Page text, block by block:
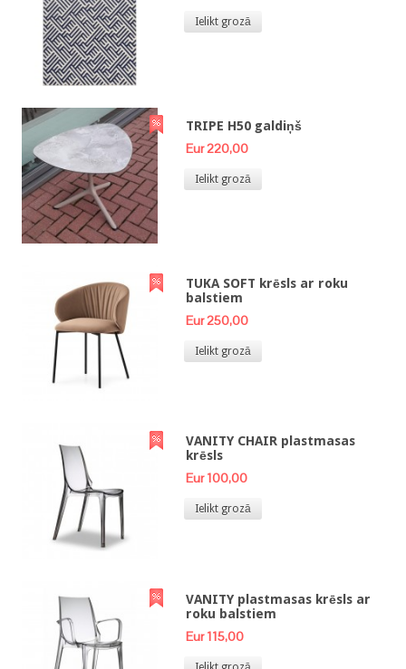
Ielikt grozā
TRIPE H50 galdiņš
Eur 220,00
Ielikt grozā
TUKA SOFT krēsls ar roku
balstiem
Eur 250,00
Ielikt grozā
VANITY CHAIR plastmasas
krēsls
Eur 100,00
Ielikt grozā
VANITY plastmasas krēsls ar
roku balstiem
Eur 115,00